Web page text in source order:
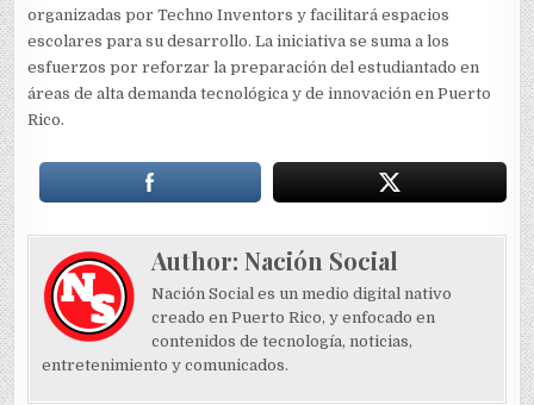
organizadas por Techno Inventors y facilitará espacios
escolares para su desarrollo. La iniciativa se suma a los
esfuerzos por reforzar la preparación del estudiantado en
áreas de alta demanda tecnológica y de innovación en Puerto
Rico.
Author:Nación Social
Nación Social es un medio digital nativo
creado en Puerto Rico, y enfocado en
contenidos de tecnología, noticias,
entretenimiento y comunicados.